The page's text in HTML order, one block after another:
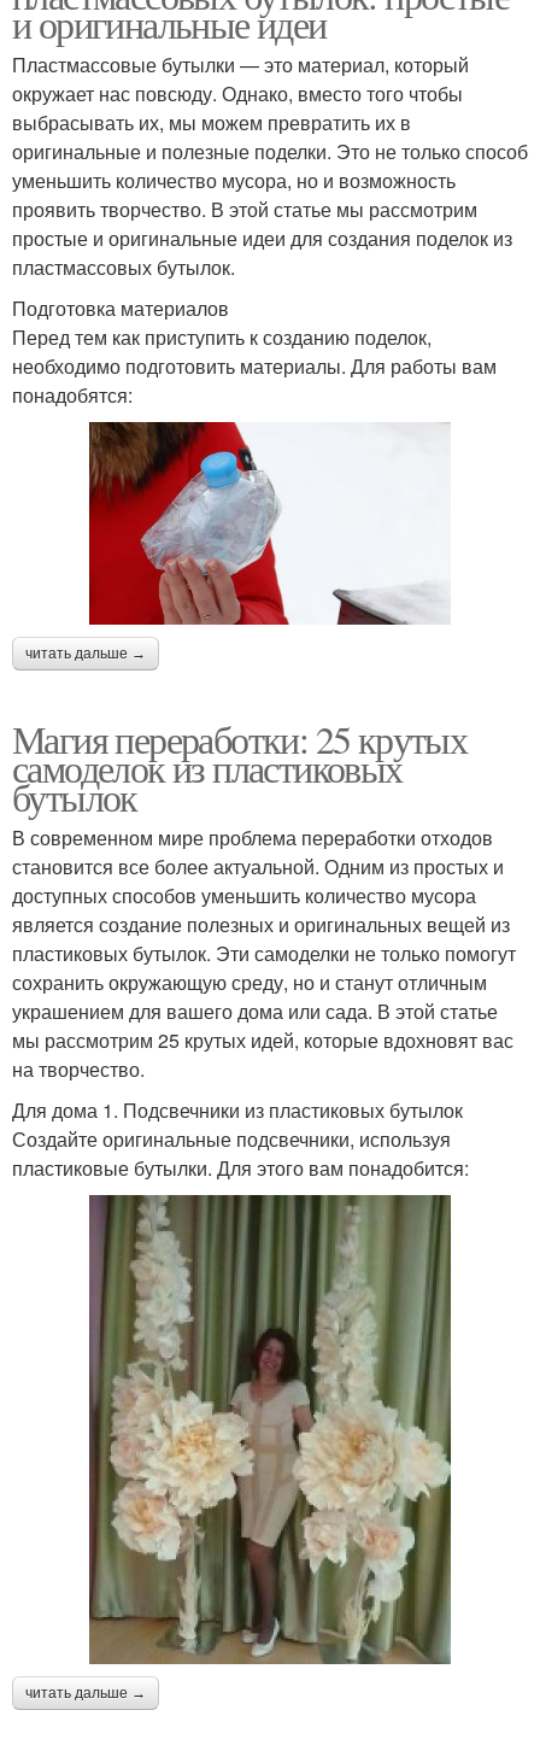
и оригинальные идеи
Пластмассовые бутылки — это материал, который
окружает нас повсюду. Однако, вместо того чтобы
выбрасывать их, мы можем превратить их в
оригинальные и полезные поделки. Это не только способ
уменьшить количество мусора, но и возможность
проявить творчество. В этой статье мы рассмотрим
простые и оригинальные идеи для создания поделок из
пластмассовых бутылок.
Подготовка материалов
Перед тем как приступить к созданию поделок,
необходимо подготовить материалы. Для работы вам
понадобятся:
читать дальше →
Магия переработки: 25 крутых
самоделок из пластиковых
бутылок
В современном мире проблема переработки отходов
становится все более актуальной. Одним из простых и
доступных способов уменьшить количество мусора
является создание полезных и оригинальных вещей из
пластиковых бутылок. Эти самоделки не только помогут
сохранить окружающую среду, но и станут отличным
украшением для вашего дома или сада. В этой статье
мы рассмотрим 25 крутых идей, которые вдохновят вас
на творчество.
Для дома 1. Подсвечники из пластиковых бутылок
Создайте оригинальные подсвечники, используя
пластиковые бутылки. Для этого вам понадобится:
читать дальше →